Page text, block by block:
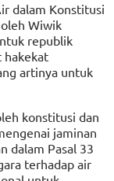
dalam Konstitusi
Wiwik
republik
hakekat
artinya untuk
konstitusi dan
jaminan
dalam Pasal 33
terhadap air